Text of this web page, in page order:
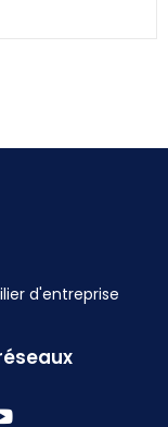
d'entreprise